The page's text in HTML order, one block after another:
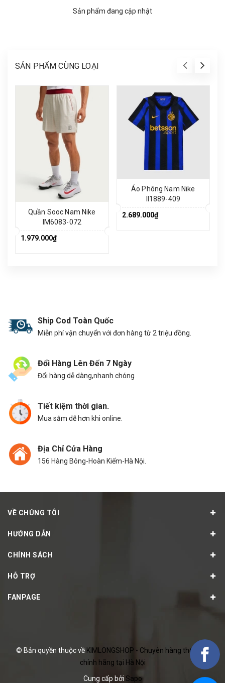
Sản phẩm đang cập nhật
SẢN PHẨM CÙNG LOẠI
Quần Sooc Nam Nike
IM6083-072
1.979.000₫
Áo Phông Nam Nike
II1889-409
2.689.000₫
Ship Cod Toàn Quốc
Miễn phí vận chuyển với đơn hàng từ 2 triệu đồng.
Đổi Hàng Lên Đến 7 Ngày
Đổi hàng dễ dàng,nhanh chóng
Tiết kiệm thời gian.
Mua sắm dễ hơn khi online.
Địa Chỉ Cửa Hàng
156 Hàng Bông-Hoàn Kiếm-Hà Nội.
VỀ CHÚNG TÔI
HƯỚNG DẪN
CHÍNH SÁCH
HỖ TRỢ
FANPAGE
© Bản quyền thuộc về KIMLONGSHOP - Chuyên hàng thể thao
chính hãng tại Hà Nội
Cung cấp bởi Sapo